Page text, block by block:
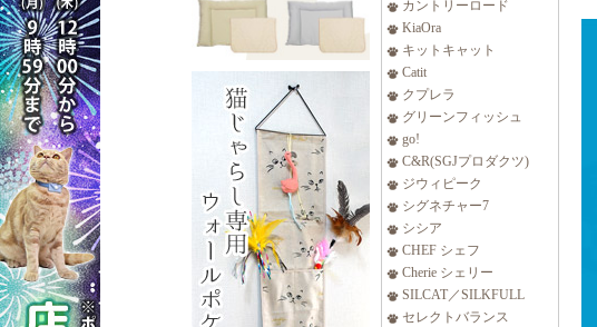
カントリーロード
KiaOra
キットキャット
Catit
クプレラ
グリーンフィッシュ
go!
C&R(SGJプロダクツ)
ジウィピーク
シグネチャー7
シシア
CHEF シェフ
Cherie シェリー
SILCAT／SILKFULL
セレクトバランス